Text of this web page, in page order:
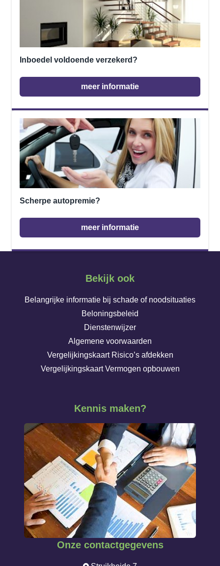
Inboedel voldoende verzekerd?
meer informatie
Scherpe autopremie?
meer informatie
Bekijk ook
Belangrijke informatie bij schade of noodsituaties
Beloningsbeleid
Dienstenwijzer
Algemene voorwaarden
Vergelijkingskaart Risico’s afdekken
Vergelijkingskaart Vermogen opbouwen
Kennis maken?
Onze contactgegevens